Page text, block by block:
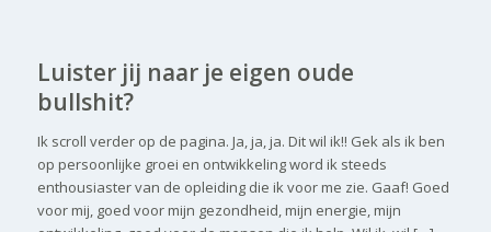
Luister jij naar je eigen oude
bullshit?
Ik scroll verder op de pagina. Ja, ja, ja. Dit wil ik!! Gek als ik ben
op persoonlijke groei en ontwikkeling word ik steeds
enthousiaster van de opleiding die ik voor me zie. Gaaf! Goed
voor mij, goed voor mijn gezondheid, mijn energie, mijn